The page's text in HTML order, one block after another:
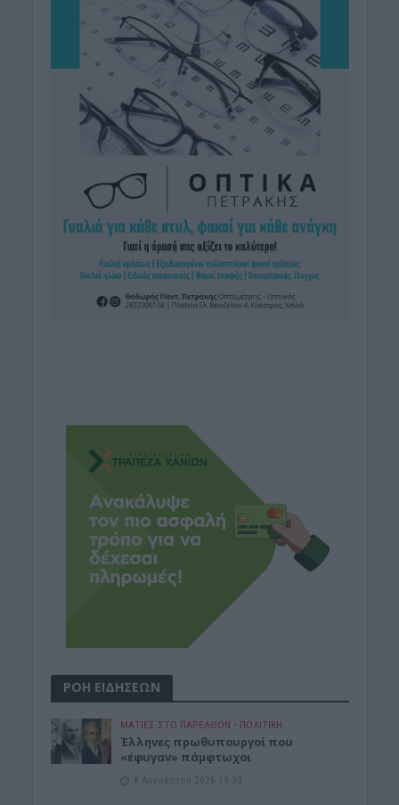
ΡΟΗ ΕΙΔΗΣΕΩΝ
ΜΑΤΙΕΣ ΣΤΟ ΠΑΡΕΛΘΟΝ • ΠΟΛΙΤΙΚΗ
Έλληνες πρωθυπουργοί που
«έφυγαν» πάμφτωχοι
8 Αυγούστου 2026 19:33